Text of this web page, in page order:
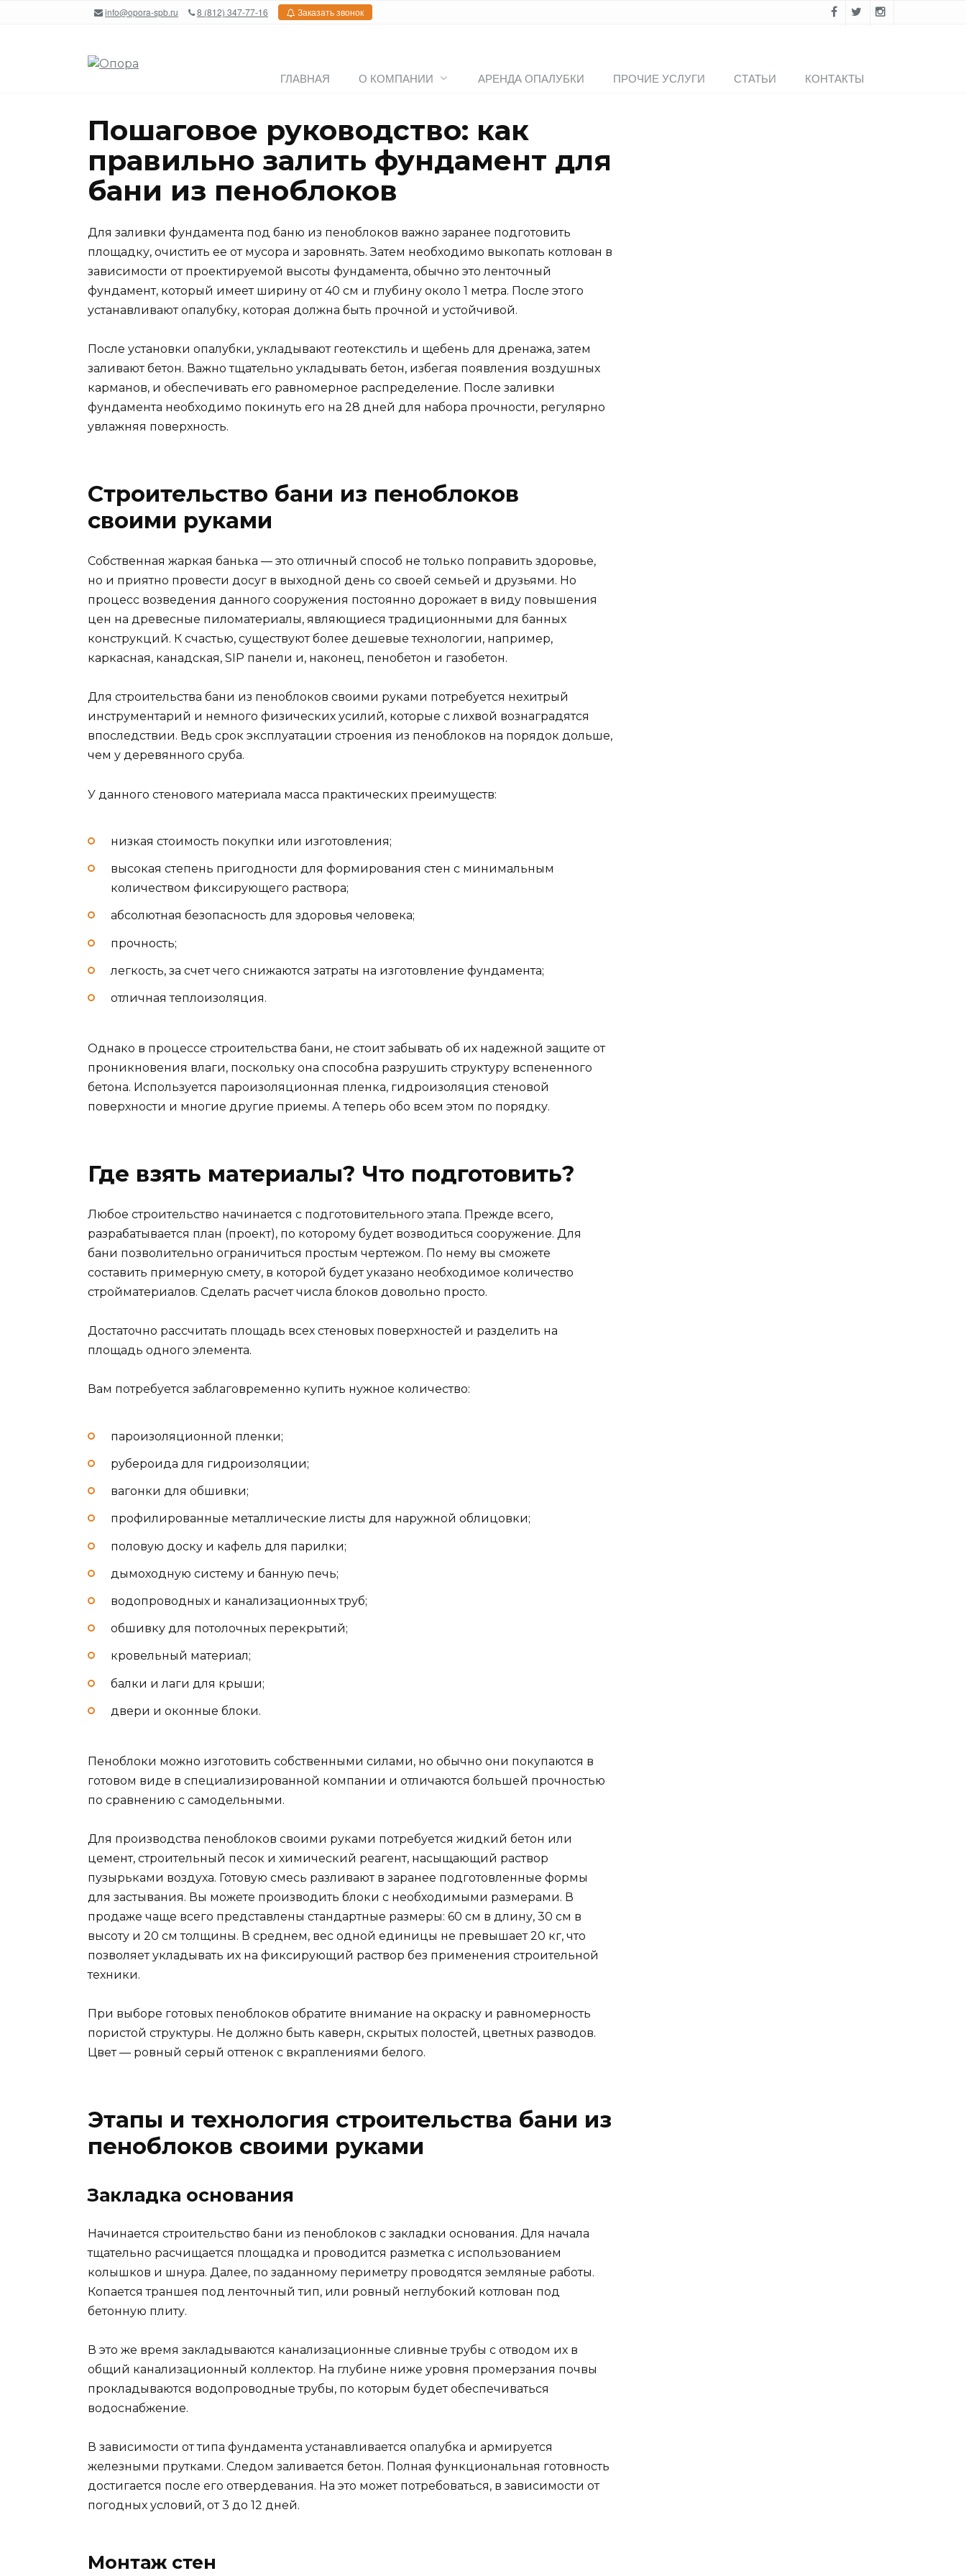
info@opora-spb.ru 8 (812) 347-77-16 Заказать звонок
ГЛАВНАЯ О КОМПАНИИ АРЕНДА ОПАЛУБКИ ПРОЧИЕ УСЛУГИ СТАТЬИ КОНТАКТЫ
Пошаговое руководство: как
правильно залить фундамент для
бани из пеноблоков
Для заливки фундамента под баню из пеноблоков важно заранее подготовить
площадку, очистить ее от мусора и заровнять. Затем необходимо выкопать котлован в
зависимости от проектируемой высоты фундамента, обычно это ленточный
фундамент, который имеет ширину от 40 см и глубину около 1 метра. После этого
устанавливают опалубку, которая должна быть прочной и устойчивой.
После установки опалубки, укладывают геотекстиль и щебень для дренажа, затем
заливают бетон. Важно тщательно укладывать бетон, избегая появления воздушных
карманов, и обеспечивать его равномерное распределение. После заливки
фундамента необходимо покинуть его на 28 дней для набора прочности, регулярно
увлажняя поверхность.
Строительство бани из пеноблоков
своими руками
Собственная жаркая банька — это отличный способ не только поправить здоровье,
но и приятно провести досуг в выходной день со своей семьей и друзьями. Но
процесс возведения данного сооружения постоянно дорожает в виду повышения
цен на древесные пиломатериалы, являющиеся традиционными для банных
конструкций. К счастью, существуют более дешевые технологии, например,
каркасная, канадская, SIP панели и, наконец, пенобетон и газобетон.
Для строительства бани из пеноблоков своими руками потребуется нехитрый
инструментарий и немного физических усилий, которые с лихвой вознаградятся
впоследствии. Ведь срок эксплуатации строения из пеноблоков на порядок дольше,
чем у деревянного сруба.
У данного стенового материала масса практических преимуществ:
низкая стоимость покупки или изготовления;
высокая степень пригодности для формирования стен с минимальным
количеством фиксирующего раствора;
абсолютная безопасность для здоровья человека;
прочность;
легкость, за счет чего снижаются затраты на изготовление фундамента;
отличная теплоизоляция.
Однако в процессе строительства бани, не стоит забывать об их надежной защите от
проникновения влаги, поскольку она способна разрушить структуру вспененного
бетона. Используется пароизоляционная пленка, гидроизоляция стеновой
поверхности и многие другие приемы. А теперь обо всем этом по порядку.
Где взять материалы? Что подготовить?
Любое строительство начинается с подготовительного этапа. Прежде всего,
разрабатывается план (проект), по которому будет возводиться сооружение. Для
бани позволительно ограничиться простым чертежом. По нему вы сможете
составить примерную смету, в которой будет указано необходимое количество
стройматериалов. Сделать расчет числа блоков довольно просто.
Достаточно рассчитать площадь всех стеновых поверхностей и разделить на
площадь одного элемента.
Вам потребуется заблаговременно купить нужное количество:
пароизоляционной пленки;
рубероида для гидроизоляции;
вагонки для обшивки;
профилированные металлические листы для наружной облицовки;
половую доску и кафель для парилки;
дымоходную систему и банную печь;
водопроводных и канализационных труб;
обшивку для потолочных перекрытий;
кровельный материал;
балки и лаги для крыши;
двери и оконные блоки.
Пеноблоки можно изготовить собственными силами, но обычно они покупаются в
готовом виде в специализированной компании и отличаются большей прочностью
по сравнению с самодельными.
Для производства пеноблоков своими руками потребуется жидкий бетон или
цемент, строительный песок и химический реагент, насыщающий раствор
пузырьками воздуха. Готовую смесь разливают в заранее подготовленные формы
для застывания. Вы можете производить блоки с необходимыми размерами. В
продаже чаще всего представлены стандартные размеры: 60 см в длину, 30 см в
высоту и 20 см толщины. В среднем, вес одной единицы не превышает 20 кг, что
позволяет укладывать их на фиксирующий раствор без применения строительной
техники.
При выборе готовых пеноблоков обратите внимание на окраску и равномерность
пористой структуры. Не должно быть каверн, скрытых полостей, цветных разводов.
Цвет — ровный серый оттенок с вкраплениями белого.
Этапы и технология строительства бани из
пеноблоков своими руками
Закладка основания
Начинается строительство бани из пеноблоков с закладки основания. Для начала
тщательно расчищается площадка и проводится разметка с использованием
колышков и шнура. Далее, по заданному периметру проводятся земляные работы.
Копается траншея под ленточный тип, или ровный неглубокий котлован под
бетонную плиту.
В это же время закладываются канализационные сливные трубы с отводом их в
общий канализационный коллектор. На глубине ниже уровня промерзания почвы
прокладываются водопроводные трубы, по которым будет обеспечиваться
водоснабжение.
В зависимости от типа фундамента устанавливается опалубка и армируется
железными прутками. Следом заливается бетон. Полная функциональная готовность
достигается после его отвердевания. На это может потребоваться, в зависимости от
погодных условий, от 3 до 12 дней.
Монтаж стен